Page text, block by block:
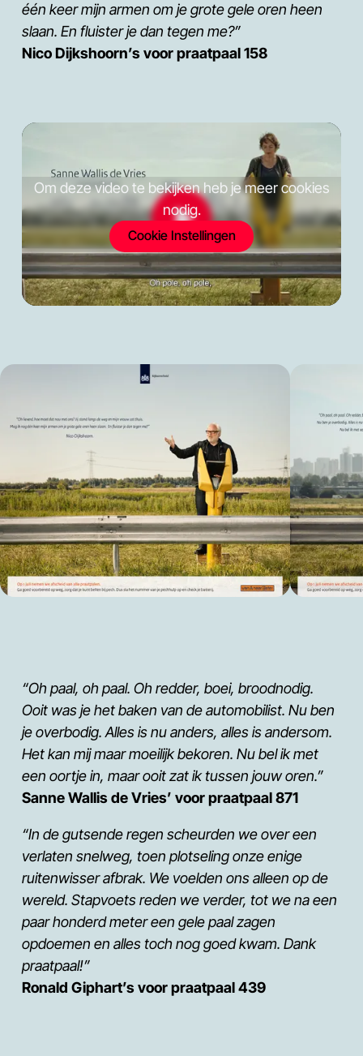
één keer mijn armen om je grote gele oren heen
slaan. En fluister je dan tegen me?”
Nico Dijkshoorn’s voor praatpaal 158
Om deze video te bekijken heb je meer cookies
nodig.
Cookie Instellingen
“Oh paal, oh paal. Oh redder, boei, broodnodig.
Ooit was je het baken van de automobilist. Nu ben
je overbodig. Alles is nu anders, alles is andersom.
Het kan mij maar moeilijk bekoren. Nu bel ik met
een oortje in, maar ooit zat ik tussen jouw oren.”
Sanne Wallis de Vries’ voor praatpaal 871
“In de gutsende regen scheurden we over een
verlaten snelweg, toen plotseling onze enige
ruitenwisser afbrak. We voelden ons alleen op de
wereld. Stapvoets reden we verder, tot we na een
paar honderd meter een gele paal zagen
opdoemen en alles toch nog goed kwam. Dank
praatpaal!”
Ronald Giphart’s voor praatpaal 439